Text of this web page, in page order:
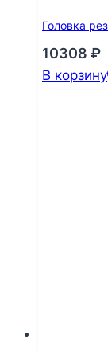
Головка
10308 ₽
В корзину